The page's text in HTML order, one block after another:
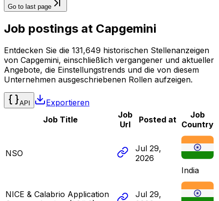
Go to last page
Job postings at Capgemini
Entdecken Sie die 131,649 historischen Stellenanzeigen
von Capgemini, einschließlich vergangener und aktueller
Angebote, die Einstellungstrends und die von diesem
Unternehmen ausgeschriebenen Rollen aufzeigen.
API
Exportieren
Job Title
Job
Url
Posted at
Job
Country
NSO
Jul 29,
2026
India
NICE & Calabrio Application
Jul 29,